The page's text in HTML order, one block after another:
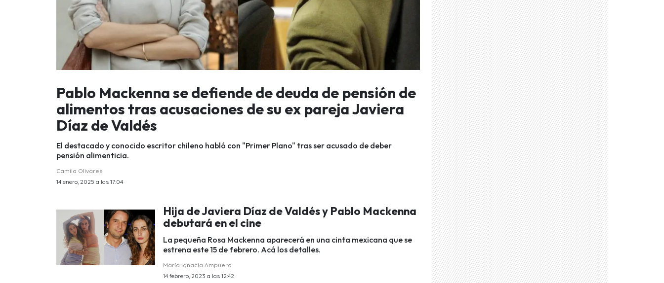
Pablo Mackenna se defiende de deuda de pensión de
alimentos tras acusaciones de su ex pareja Javiera
Díaz de Valdés
El destacado y conocido escritor chileno habló con "Primer Plano" tras ser acusado de deber
pensión alimenticia.
Camila Olivares
14 enero, 2025 a las 17:04
Hija de Javiera Díaz de Valdés y Pablo Mackenna
debutará en el cine
La pequeña Rosa Mackenna aparecerá en una cinta mexicana que se
estrena este 15 de febrero. Acá los detalles.
María Ignacia Ampuero
14 febrero, 2023 a las 12:42